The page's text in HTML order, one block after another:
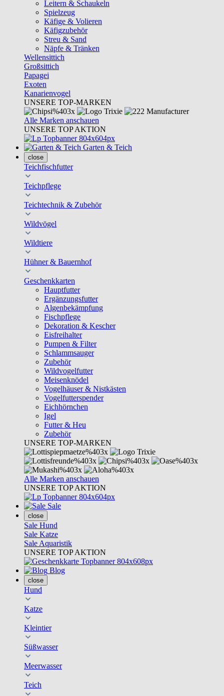
Leitern & Schaukeln
Spielzeug
Käfige & Volieren
Käfigzubehör
Streu & Sand
Näpfe & Tränken
Wellensittich
Großsittich
Papagei
Exoten
Kanarienvogel
UNSERE TOP-MARKEN
Alle Marken anschauen
UNSERE TOP AKTION
Garten & Teich
close
Teichfischfutter
Teichpflege
Teichtechnik & Zubehör
Wildvögel
Wildtiere
Hühner & Bauernhof
Geschenkkarten
Hauptfutter
Ergänzungsfutter
Algenbekämpfung
Fischpflege
Dekoration & Kescher
Eisfreihalter
Pumpen & Filter
Schlammsauger
Zubehör
Wildvogelfutter
Meisenknödel
Vogelhäuser & Nistkästen
Vogelfutterspender
Eichhörnchen
Igel
Futter & Heu
Zubehör
UNSERE TOP-MARKEN
Alle Marken anschauen
UNSERE TOP AKTION
Sale
close
Sale Hund
Sale Katze
Sale Aquaristik
UNSERE TOP AKTION
Blog
close
Hund
Katze
Kleintier
Süßwasser
Meerwasser
Teich